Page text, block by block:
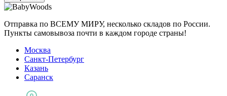
Отправка по ВСЕМУ МИРУ, несколько складов по России.
Пункты самовывоза почти в каждом городе страны!
Москва
Санкт-Петербург
Казань
Саранск